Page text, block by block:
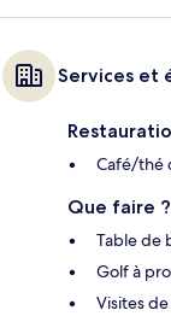
Services et
Café/thé
Que faire ?
Table de
Golf à
Visites